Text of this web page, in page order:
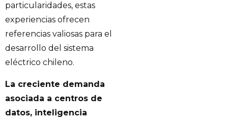
particularidades, estas
experiencias ofrecen
referencias valiosas para el
desarrollo del sistema
eléctrico chileno.
La creciente demanda
asociada a centros de
datos, inteligencia